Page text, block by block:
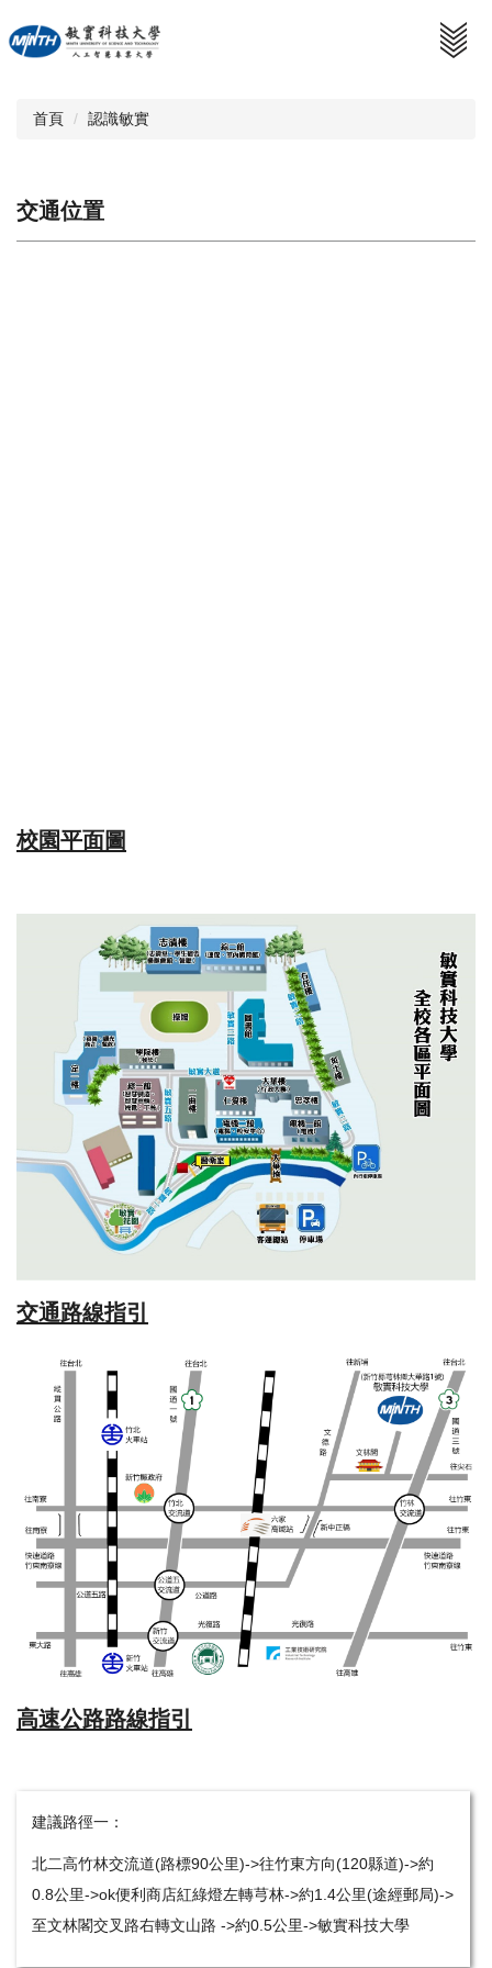
到
主
首頁 認識敏實
交通位置
校園平面圖
交通路線指引
高速公路路線指引
建議路徑一：
北二高竹林交流道(路標90公里)->往竹東方向(120縣道)->約
0.8公里->ok便利商店紅綠燈左轉芎林->約1.4公里(途經郵局)->
至文林閣交叉路右轉文山路 ->約0.5公里->敏實科技大學